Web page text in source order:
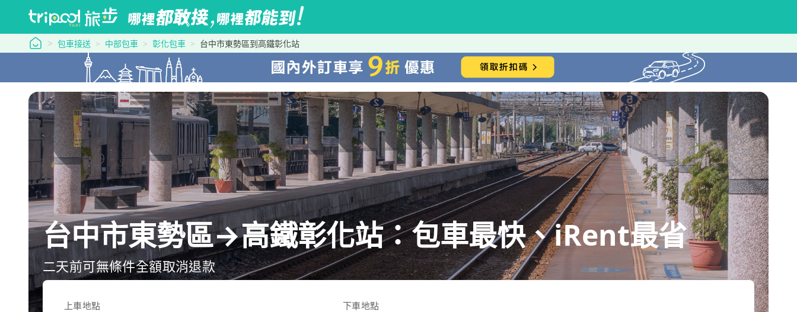
tripool 旅步
包車接送 中部包車 彰化包車 台中市東勢區到高鐵彰化站
台中市東勢區→高鐵彰化站：包車最快、iRent最省
二天前可無條件全額取消退款
上車地點 下車地點